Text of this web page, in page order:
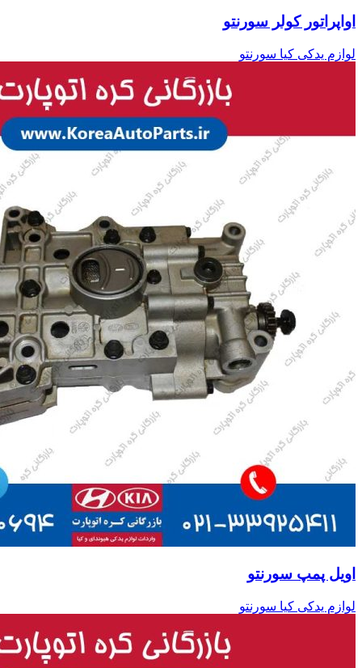
اواپراتور کولر سورنتو
لوازم یدکی کیا سورنتو
اویل پمپ سورنتو
لوازم یدکی کیا سورنتو